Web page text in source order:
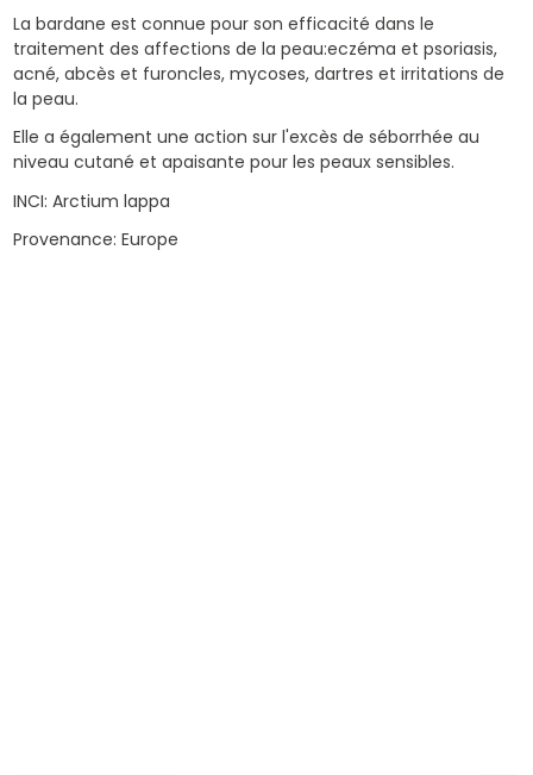
La bardane est connue pour son efficacité dans le
traitement des affections de la peau:eczéma et psoriasis,
acné, abcès et furoncles, mycoses, dartres et irritations de
la peau.
Elle a également une action sur l'excès de séborrhée au
niveau cutané et apaisante pour les peaux sensibles.
INCI: Arctium lappa
Provenance: Europe